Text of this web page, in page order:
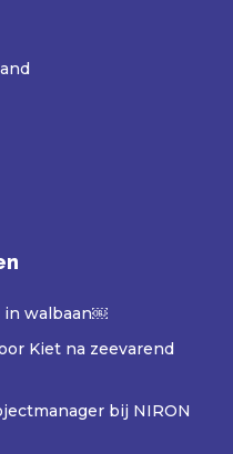
in walbaan￼
Kiet na zeevarend
bij NIRON